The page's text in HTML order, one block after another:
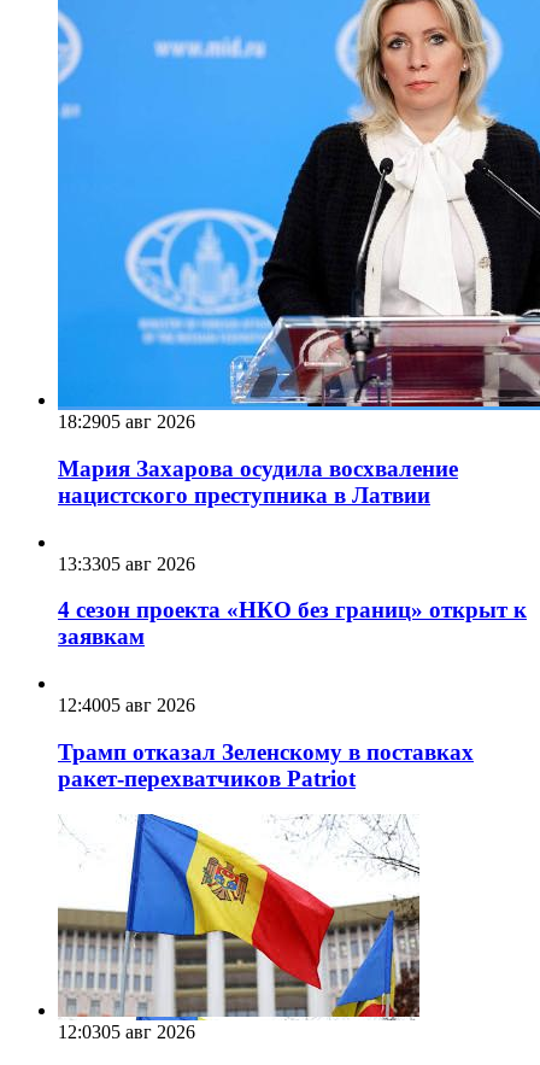
18:2905 авг 2026
Мария Захарова осудила восхваление
нацистского преступника в Латвии
13:3305 авг 2026
4 сезон проекта «НКО без границ» открыт к
заявкам
12:4005 авг 2026
Трамп отказал Зеленскому в поставках
ракет-перехватчиков Patriot
12:0305 авг 2026